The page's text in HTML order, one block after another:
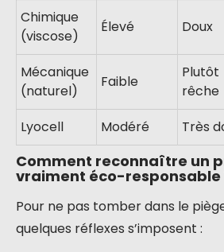
Chimique
(viscose)
Élevé Doux
Mécanique
(naturel)
Faible
Plutôt
rêche
Lyocell Modéré Très
Comment reconnaître un
vraiment éco-responsable
Pour ne pas tomber dans le
quelques réflexes s’imposent :